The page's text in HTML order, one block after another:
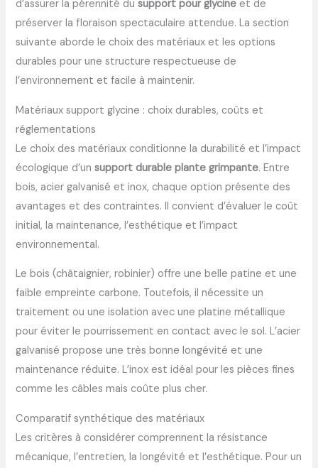
d’assurer la pérennité dusupport pour glycine et de
préserver la floraison spectaculaire attendue. La section
suivante aborde le choix des matériaux et les options
durables pour une structure respectueuse de
l’environnement et facile à maintenir.
Matériaux support glycine : choix durables, coûts et
réglementations
Le choix des matériaux conditionne la durabilité et l’impact
écologique d’unsupport durable plante grimpante. Entre
bois, acier galvanisé et inox, chaque option présente des
avantages et des contraintes. Il convient d’évaluer le coût
initial, la maintenance, l’esthétique et l’impact
environnemental.
Le bois (châtaignier, robinier) offre une belle patine et une
faible empreinte carbone. Toutefois, il nécessite un
traitement ou une isolation avec une platine métallique
pour éviter le pourrissement en contact avec le sol. L’acier
galvanisé propose une très bonne longévité et une
maintenance réduite. L’inox est idéal pour les pièces fines
comme les câbles mais coûte plus cher.
Comparatif synthétique des matériaux
Les critères à considérer comprennent la résistance
mécanique, l’entretien, la longévité et l’esthétique. Pour un